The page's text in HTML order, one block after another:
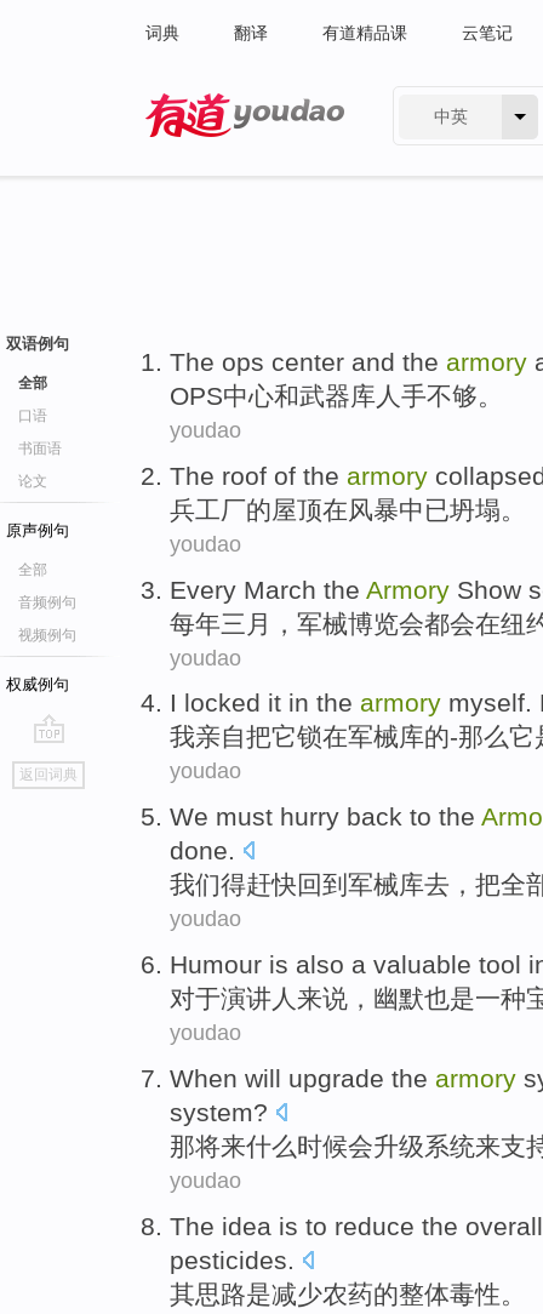
词典 翻译 有道精品课 云笔记
中英
双语例句
全部
口语
书面语
论文
原声例句
全部
音频例句
视频例句
权威例句
go
top
返回词典
The ops center and the armory
OPS中心和武器库人手不够。
youdao
The roof of the armory
兵工厂的屋顶在风暴中已坍塌。
youdao
Every March the Armory Show
每年三月 ， 军械博览会都会在纽
youdao
I locked it in the armory myself.
我亲自把它锁在军械库的-那么它
youdao
We must hurry back to the
done.
我们得赶快回到 军械库去， 把全
youdao
Humour is also a valuable tool
对于演讲人 来说， 幽默也是一种
youdao
When will upgrade the armory
system?
那将来什么时候会升级系统来支
youdao
The idea is to reduce the overall
pesticides
其思路是减少农药的整体毒性 。